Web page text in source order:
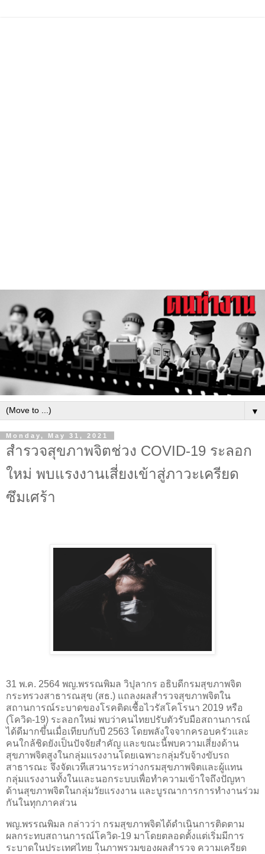
▼
Monday, May 31, 2021
สำรวจสุขภาพจิตช่วง COVID-19 ระลอก
ใหม่ พบแรงงานเสี่ยงเข้าสู่ภาวะเครียด
ซึมเศร้า
31 พ.ค. 2564 พญ.พรรณพิมล วิปุลากร อธิบดีกรมสุขภาพจิต
กระทรวงสาธารณสุข (สธ.) แถลงผลสำรวจสุขภาพจิตใน
สถานการณ์ระบาดของโรคติดเชื้อไวรัสโคโรนา 2019 หรือ
(โควิด-19) ระลอกใหม่ พบว่าคนไทยปรับตัวรับมือสถานการณ์
ได้ดีมากขึ้นเมื่อเทียบกับปี 2563 โดยพลังใจจากครอบครัวและ
คนใกล้ชิดยังเป็นปัจจัยสำคัญ และขณะนี้พบความเสี่ยงด้าน
สุขภาพจิตสูงในกลุ่มแรงงานโดยเฉพาะกลุ่มรับจ้างขับรถ
สาธารณะ จึงจัดเวทีเสวนาระหว่างกรมสุขภาพจิตและผู้แทน
กลุ่มแรงงานทั้งในและนอกระบบเพื่อทำความเข้าใจถึงปัญหา
ด้านสุขภาพจิตในกลุ่มวัยแรงงาน และบูรณาการการทำงานร่วม
กันในทุกภาคส่วน
พญ.พรรณพิมล กล่าวว่า กรมสุขภาพจิตได้ดำเนินการติดตาม
ผลกระทบสถานการณ์โควิด-19 มาโดยตลอดตั้งแต่เริ่มมีการ
ระบาดในประเทศไทย ในภาพรวมของผลสำรวจ ความเครียด